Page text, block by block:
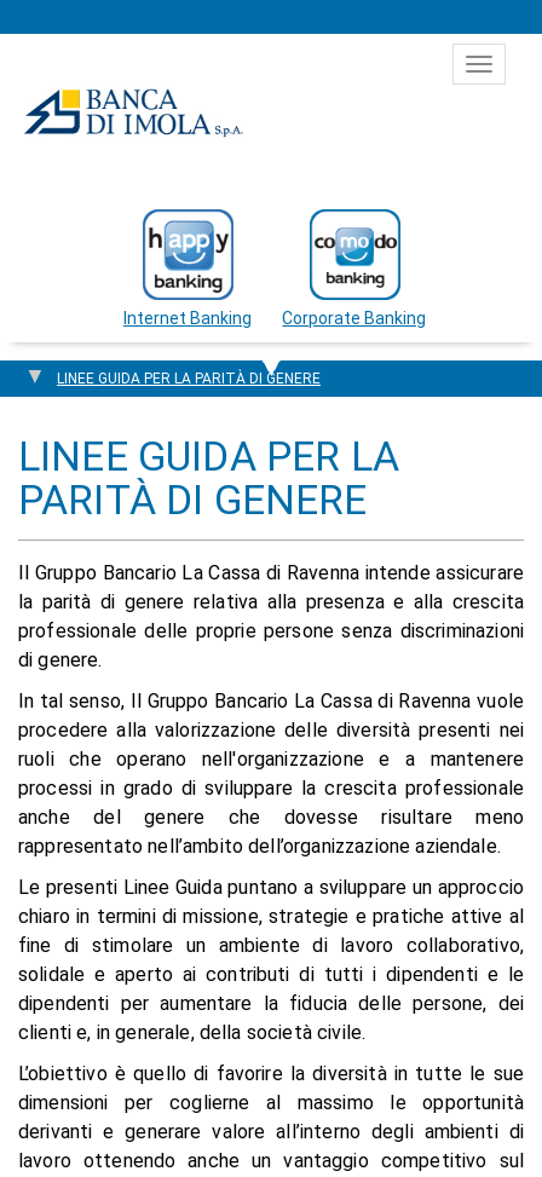
Toggle
Internet Banking Corporate Banking
LINEE GUIDA PER LA PARITÀ DI GENERE
LINEE GUIDA PER LA
PARITÀ DI GENERE
Il Gruppo Bancario La Cassa di Ravenna intende assicurare
la parità di genere relativa alla presenza e alla crescita
professionale delle proprie persone senza discriminazioni
di genere.
In tal senso, Il Gruppo Bancario La Cassa di Ravenna vuole
procedere alla valorizzazione delle diversità presenti nei
ruoli che operano nell'organizzazione e a mantenere
processi in grado di sviluppare la crescita professionale
anche del genere che dovesse risultare meno
rappresentato nell’ambito dell’organizzazione aziendale.
Le presenti Linee Guida puntano a sviluppare un approccio
chiaro in termini di missione, strategie e pratiche attive al
fine di stimolare un ambiente di lavoro collaborativo,
solidale e aperto ai contributi di tutti i dipendenti e le
dipendenti per aumentare la fiducia delle persone, dei
clienti e, in generale, della società civile.
L’obiettivo è quello di favorire la diversità in tutte le sue
dimensioni per coglierne al massimo le opportunità
derivanti e generare valore all’interno degli ambienti di
lavoro ottenendo anche un vantaggio competitivo sul